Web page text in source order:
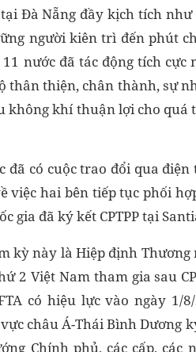
Đà Nẵng đầy kịch tích
người kiên trì đến phút
nước đã tác động tích cực
thân thiện, chân thành, sự
không khí thuận lợi cho
đã có cuộc trao đổi qua
hai bên tiếp tục phối
gia đã ký kết CPTPP tại
kỳ này là Hiệp định Thương
2 Việt Nam tham gia sau
có hiệu lực vào ngày 1/
châu Á-Thái Bình Dương
Chính phủ, các cấp, các